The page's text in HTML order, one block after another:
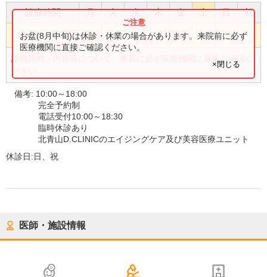
診療時間 月 火 水 木 金 土 日 祝
10:00〜18:00 ● ● ● ● ● ●
診療時間・内容等について、事前に必ず医療機関に直接ご確認く
お盆(8月中旬)は休診・休業の場合があります。来院前に必ず
医療機関に直接ご確認ください。
×閉じる
備考: 10:00～18:00
完全予約制
電話受付10:00～18:30
臨時休診あり
北青山D.CLINICのエイジングケア及び美容医療ユニット
休診日:日、祝
医師・施設情報